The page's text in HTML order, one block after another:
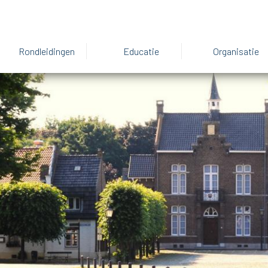
Rondleidingen Educatie Organisatie